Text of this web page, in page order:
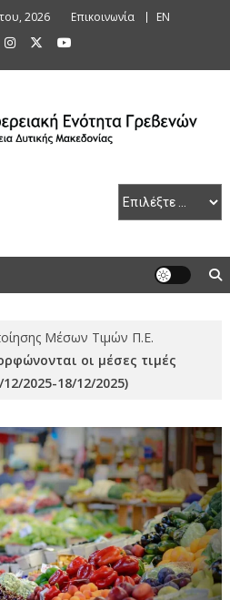
2026 Επικοινωνία ΕΝ
Μέσων Τιμών Π.Ε.
οι μέσες τιμές
2025-18/12/2025)